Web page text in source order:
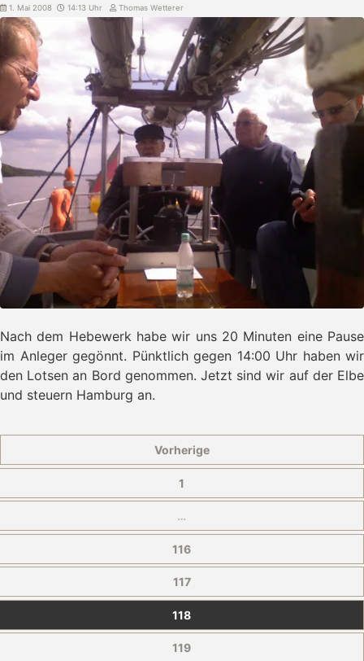
1. Mai 2008 14:13 Uhr Thomas Wetterer
Nach dem Hebewerk habe wir uns 20 Minuten eine Pause
im Anleger gegönnt. Pünktlich gegen 14:00 Uhr haben wir
den Lotsen an Bord genommen. Jetzt sind wir auf der Elbe
und steuern Hamburg an.
Vorherige
1
…
116
117
118
119